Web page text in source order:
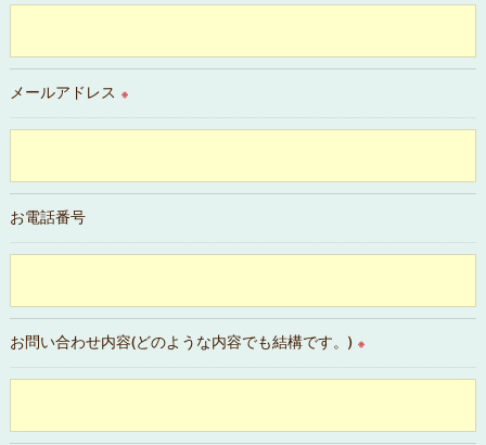
＜個人情報の安全管理＞
管理対策を実施します。
＜個人情報を与えなかった場合に生じる結果＞
い。
＜個人情報の開示･訂正・削除･利用停止の手続について＞
ご本人である事を確認のうえ、対応させて頂きます。
個人情報の開示･訂正･削除・利用停止の具体的手続きにつきま
しては、お電話でお問合せ下さい。
メールアドレス ※
お電話番号
お問い合わせ内容(どのような内容でも結構です。) ※